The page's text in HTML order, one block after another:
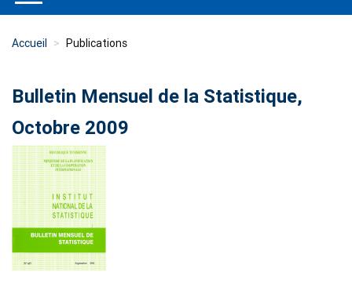
Accueil Publications
Bulletin Mensuel de la Statistique,
Octobre 2009